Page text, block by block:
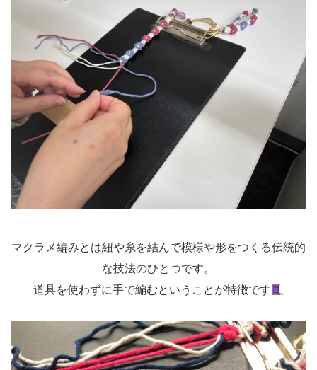
マクラメ編みとは紐や糸を結んで模様や形をつくる伝統的
な技法のひとつです。
道具を使わずに手で編むということが特徴です